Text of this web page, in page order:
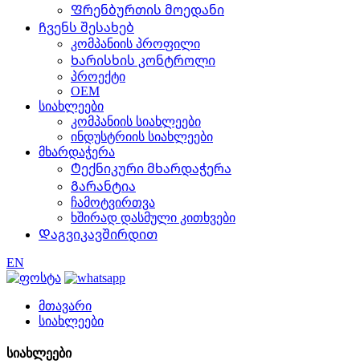
Ფრენბურთის მოედანი
Ჩვენს შესახებ
კომპანიის პროფილი
Ხარისხის კონტროლი
პროექტი
OEM
სიახლეები
კომპანიის სიახლეები
ინდუსტრიის სიახლეები
მხარდაჭერა
Ტექნიკური მხარდაჭერა
Გარანტია
ჩამოტვირთვა
ხშირად დასმული კითხვები
Დაგვიკავშირდით
EN
მთავარი
სიახლეები
სიახლეები